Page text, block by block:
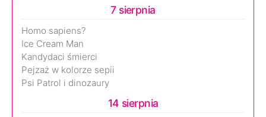
7 sierpnia
Homo sapiens?
Ice Cream Man
Kandydaci śmierci
Pejzaż w kolorze sepii
Psi Patrol i dinozaury
14 sierpnia